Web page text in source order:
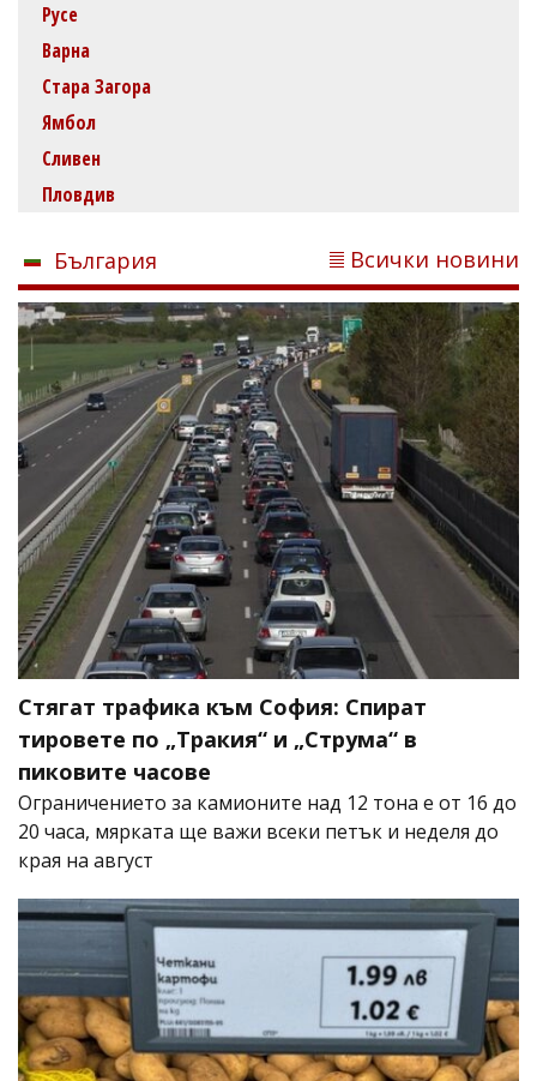
Русе
Варна
Стара Загора
Ямбол
Сливен
Пловдив
България Всички новини
Стягат трафика към София: Спират
тировете по „Тракия“ и „Струма“ в
пиковите часове
Ограничението за камионите над 12 тона е от 16 до
20 часа, мярката ще важи всеки петък и неделя до
края на август